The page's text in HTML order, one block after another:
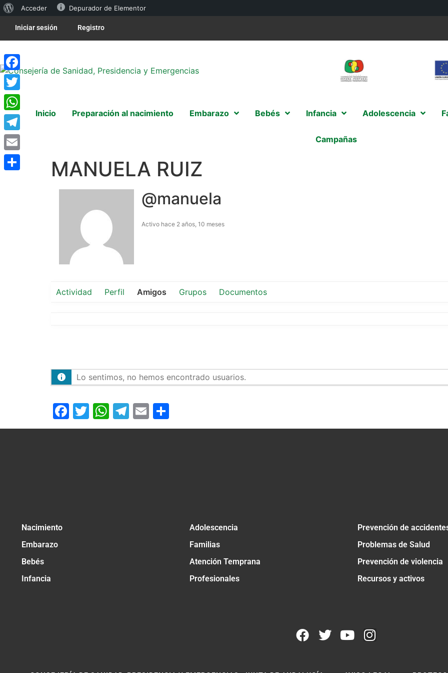
Acceder Depurador de Elementor
Iniciar sesión Registro
Inicio Preparación al nacimiento Embarazo Bebés Infancia Adolescencia
Campañas
MANUELA RUIZ
@manuela
Activo hace 2 años, 10 meses
Actividad Perfil Amigos Grupos Documentos
Lo sentimos, no hemos encontrado usuarios.
Facebook
Twitter
WhatsApp
Telegram
Email
Nacimiento
Embarazo
Bebés
Infancia
Adolescencia
Familias
Atención Temprana
Profesionales
Prevención de
Problemas de Salud
Prevención de violencia
Recursos y activos
Facebook
Twitter
WhatsApp
Telegram
Email